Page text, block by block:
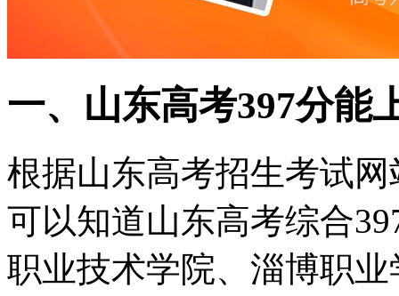
一、山东高考397分能
根据山东高考招生考试
可以知道山东高考综合
职业技术学院、淄博职